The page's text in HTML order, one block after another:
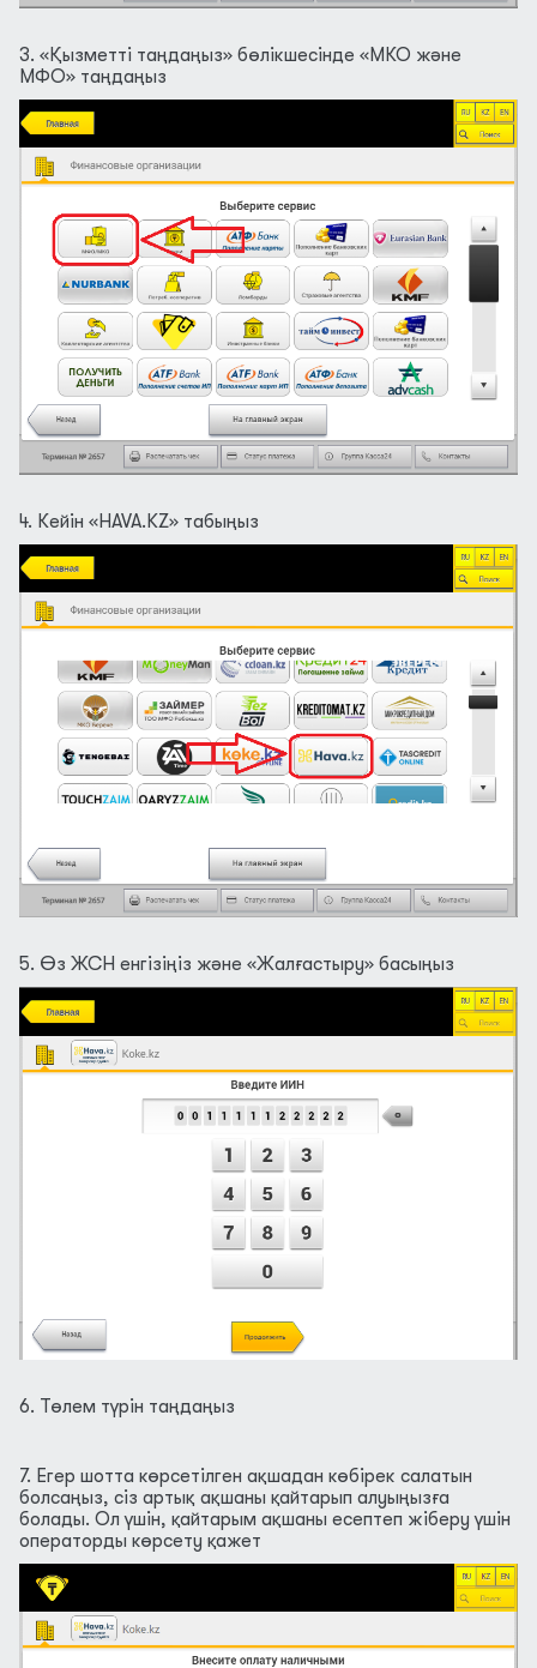
3. «Қызметті таңдаңыз» бөлікшесінде «МКО және
МФО» таңдаңыз
4. Кейін «HAVA.KZ» табыңыз
5. Өз ЖСН енгізіңіз және «Жалғастыру» басыңыз
6. Төлем түрін таңдаңыз
7. Егер шотта көрсетілген ақшадан көбірек салатын
болсаңыз, сіз артық ақшаны қайтарып алуыңызға
болады. Ол үшін, қайтарым ақшаны есептеп жіберу үшін
операторды көрсету қажет